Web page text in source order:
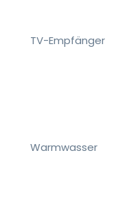
TV-Empfänger
Warmwasser